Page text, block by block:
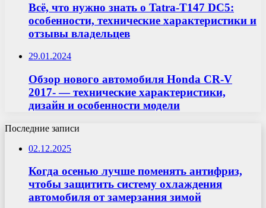
Всё, что нужно знать о Tatra-T147 DC5:
особенности, технические характеристики и
отзывы владельцев
29.01.2024
Обзор нового автомобиля Honda CR-V
2017- — технические характеристики,
дизайн и особенности модели
Последние записи
02.12.2025
Когда осенью лучше поменять антифриз,
чтобы защитить систему охлаждения
автомобиля от замерзания зимой